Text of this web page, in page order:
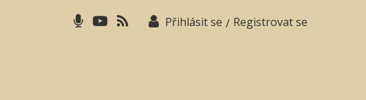
Přihlásit se / Registrovat se